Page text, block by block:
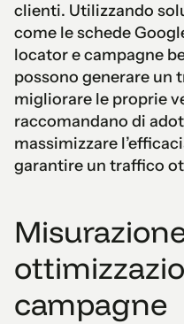
clienti. Utilizzando
come le schede
locator e campagne
possono generare un
migliorare le proprie
raccomandano di
massimizzare
garantire un traffico
campagne